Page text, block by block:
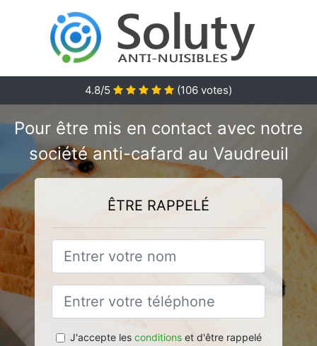
4.8/5 (106 votes)
Pour être mis en contact avec notre
société anti-cafard au Vaudreuil
ÊTRE RAPPELÉ
J'accepte les conditionset d'être rappelé